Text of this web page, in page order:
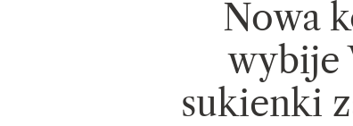
Nowa
wybije
sukienki